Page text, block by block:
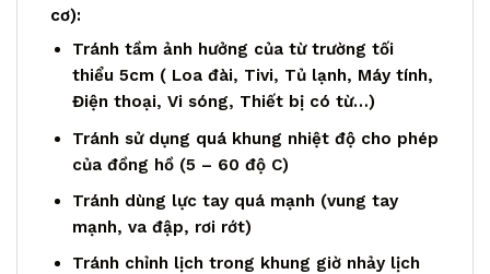
cơ):
Tránh tầm ảnh hưởng của từ trường tối
thiểu 5cm ( Loa đài, Tivi, Tủ lạnh, Máy tính,
Điện thoại, Vi sóng, Thiết bị có từ…)
Tránh sử dụng quá khung nhiệt độ cho phép
của đồng hồ (5 – 60 độ C)
Tránh dùng lực tay quá mạnh (vung tay
mạnh, va đập, rơi rớt)
Tránh chỉnh lịch trong khung giờ nhảy lịch